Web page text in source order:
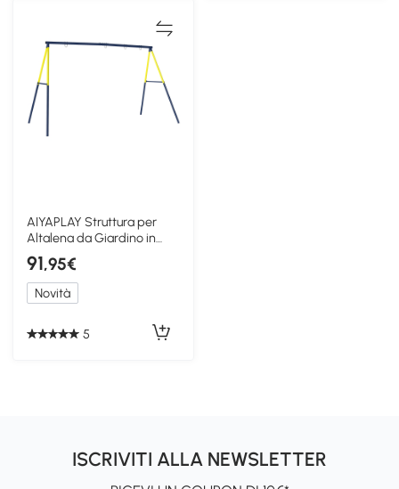
AIYAPLAY Struttura per
Altalena da Giardino in
Acciaio Blu
91,95€
Novità
5
ISCRIVITI ALLA NEWSLETTER